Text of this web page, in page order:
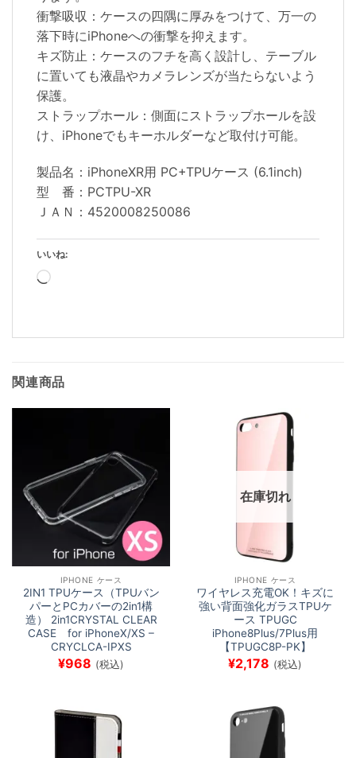
衝撃吸収：ケースの四隅に厚みをつけて、万一の
落下時にiPhoneへの衝撃を抑えます。
キズ防止：ケースのフチを高く設計し、テーブル
に置いても液晶やカメラレンズが当たらないよう
保護。
ストラップホール：側面にストラップホールを設
け、iPhoneでもキーホルダーなど取付け可能。
製品名：iPhoneXR用 PC+TPUケース (6.1inch)
型 番：PCTPU-XR
ＪＡＮ：4520008250086
いいね:
読
み
関連商品
IPHONE ケース
2IN1 TPUケース（TPUバン
パーとPCカバーの2in1構
造） 2in1CRYSTAL CLEAR
CASE for iPhoneX/XS –
CRYCLCA-IPXS
¥968 (税込)
在庫切れ
IPHONE ケース
ワイヤレス充電OK！キズに
強い背面強化ガラスTPUケ
ース TPUGC
iPhone8Plus/7Plus用
【TPUGC8P-PK】
¥2,178 (税込)